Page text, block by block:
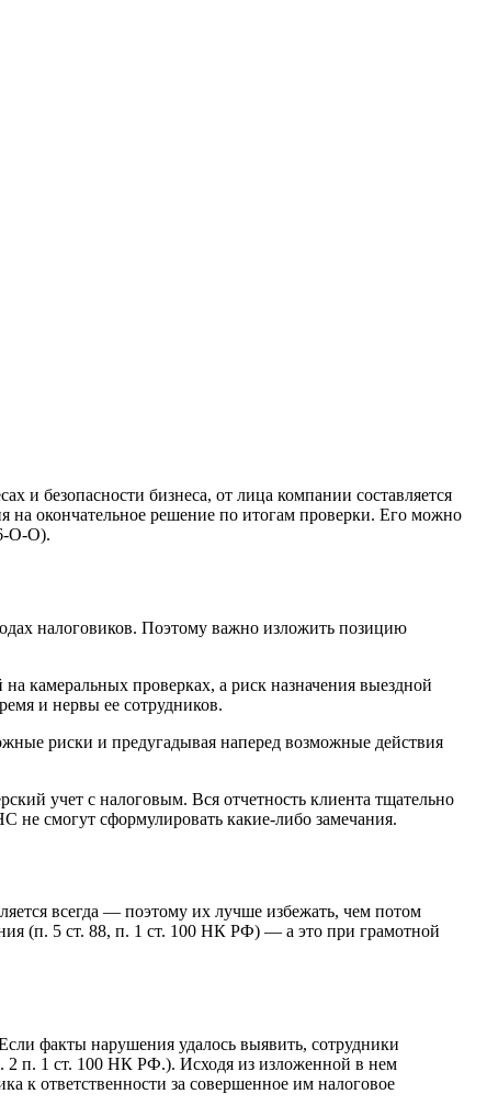
и безопасности бизнеса, от лица компании составляется
на окончательное решение по итогам проверки. Его можно
О-О).
налоговиков. Поэтому важно изложить позицию
камеральных проверках, а риск назначения выездной
и нервы ее сотрудников.
риски и предугадывая наперед возможные действия
учет с налоговым. Вся отчетность клиента тщательно
смогут сформулировать какие-либо замечания.
всегда — поэтому их лучше избежать, чем потом
(п. 5 ст. 88, п. 1 ст. 100 НК РФ) — а это при грамотной
факты нарушения удалось выявить, сотрудники
2 п. 1 ст. 100 НК РФ.). Исходя из изложенной в нем
к ответственности за совершенное им налоговое